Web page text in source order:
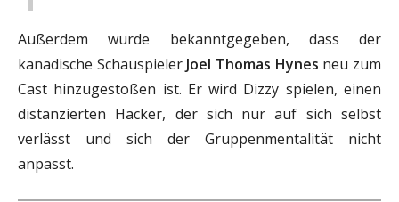
Außerdem wurde bekanntgegeben, dass der
kanadische Schauspieler Joel Thomas Hynes neu zum
Cast hinzugestoßen ist. Er wird Dizzy spielen, einen
distanzierten Hacker, der sich nur auf sich selbst
verlässt und sich der Gruppenmentalität nicht
anpasst.